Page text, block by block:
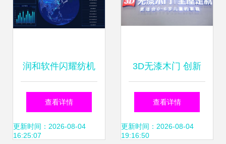
润和软件闪耀纺机
展 以数字文创软件
技术，驱动纺织行
查看详情
更新时间：2026-08-04
16:25:07
3D无漆木门 创新
技术与绿色生活的
完美融合
查看详情
更新时间：2026-08-04
19:16:50